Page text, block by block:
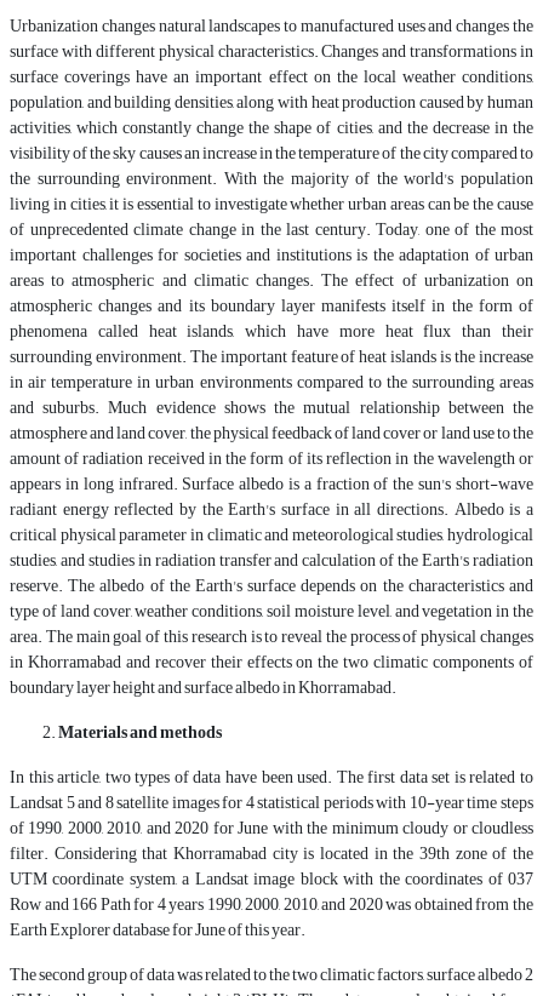
Urbanization changes natural landscapes to manufactured uses and changes the
surface with different physical characteristics. Changes and transformations in
surface coverings have an important effect on the local weather conditions,
population, and building densities, along with heat production caused by human
activities, which constantly change the shape of cities, and the decrease in the
visibility of the sky causes an increase in the temperature of the city compared to
the surrounding environment. With the majority of the world's population
living in cities, it is essential to investigate whether urban areas can be the cause
of unprecedented climate change in the last century. Today, one of the most
important challenges for societies and institutions is the adaptation of urban
areas to atmospheric and climatic changes. The effect of urbanization on
atmospheric changes and its boundary layer manifests itself in the form of
phenomena called heat islands, which have more heat flux than their
surrounding environment. The important feature of heat islands is the increase
in air temperature in urban environments compared to the surrounding areas
and suburbs. Much evidence shows the mutual relationship between the
atmosphere and land cover, the physical feedback of land cover or land use to the
amount of radiation received in the form of its reflection in the wavelength or
appears in long infrared. Surface albedo is a fraction of the sun's short-wave
radiant energy reflected by the Earth's surface in all directions. Albedo is a
critical physical parameter in climatic and meteorological studies, hydrological
studies, and studies in radiation transfer and calculation of the Earth's radiation
reserve. The albedo of the Earth's surface depends on the characteristics and
type of land cover, weather conditions, soil moisture level, and vegetation in the
area. The main goal of this research is to reveal the process of physical changes
in Khorramabad and recover their effects on the two climatic components of
boundary layer height and surface albedo in Khorramabad.
Materials and methods
In this article, two types of data have been used. The first data set is related to
Landsat 5 and 8 satellite images for 4 statistical periods with 10-year time steps
of 1990, 2000, 2010, and 2020 for June with the minimum cloudy or cloudless
filter. Considering that Khorramabad city is located in the 39th zone of the
UTM coordinate system, a Landsat image block with the coordinates of 037
Row and 166 Path for 4 years 1990, 2000, 2010, and 2020 was obtained from the
Earth Explorer database for June of this year.
The second group of data was related to the two climatic factors, surface albedo 2